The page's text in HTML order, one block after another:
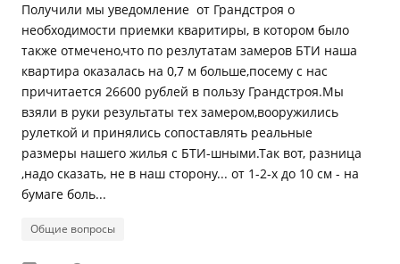
Получили мы уведомление от Грандстроя о
необходимости приемки кваритиры, в котором было
также отмечено,что по резлутатам замеров БТИ наша
квартира оказалась на 0,7 м больше,посему с нас
причитается 26600 рублей в пользу Грандстроя.Мы
взяли в руки результаты тех замером,вооружились
рулеткой и принялись сопоставлять реальные
размеры нашего жилья с БТИ-шными.Так вот, разница
,надо сказать, не в наш сторону... от 1-2-х до 10 см - на
бумаге боль...
Общие вопросы